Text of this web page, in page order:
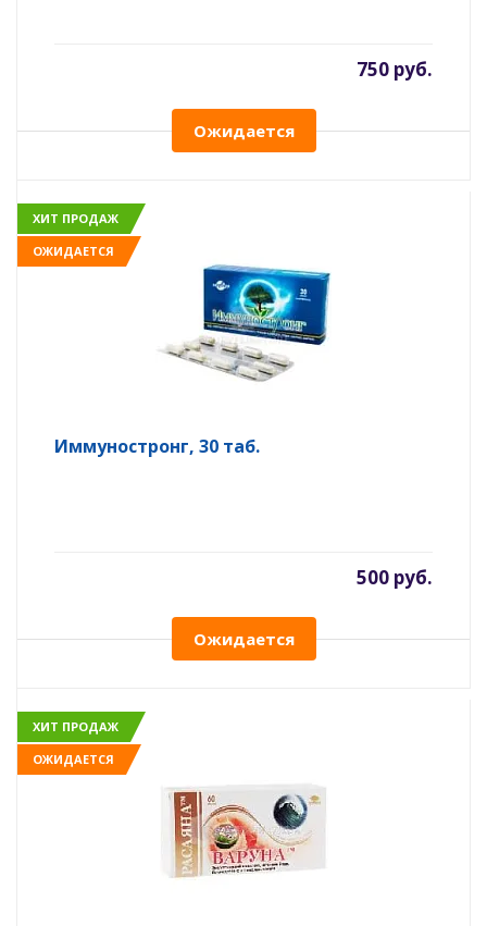
750 руб.
Ожидается
ХИТ ПРОДАЖ
ОЖИДАЕТСЯ
Иммуностронг, 30 таб.
500 руб.
Ожидается
ХИТ ПРОДАЖ
ОЖИДАЕТСЯ